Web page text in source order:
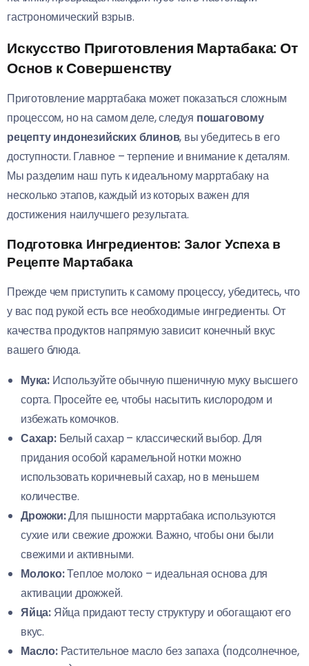
гастрономический взрыв.
Искусство Приготовления Мартабака: От
Основ к Совершенству
Приготовление марртабака может показаться сложным
процессом, но на самом деле, следуя пошаговому
рецепту индонезийских блинов, вы убедитесь в его
доступности. Главное – терпение и внимание к деталям.
Мы разделим наш путь к идеальному марртабаку на
несколько этапов, каждый из которых важен для
достижения наилучшего результата.
Подготовка Ингредиентов: Залог Успеха в
Рецепте Мартабака
Прежде чем приступить к самому процессу, убедитесь, что
у вас под рукой есть все необходимые ингредиенты. От
качества продуктов напрямую зависит конечный вкус
вашего блюда.
Мука: Используйте обычную пшеничную муку высшего
сорта. Просейте ее, чтобы насытить кислородом и
избежать комочков.
Сахар:Белый сахар – классический выбор. Для
придания особой карамельной нотки можно
использовать коричневый сахар, но в меньшем
количестве.
Дрожжи:Для пышности марртабака используются
сухие или свежие дрожжи. Важно, чтобы они были
свежими и активными.
Молоко:Теплое молоко – идеальная основа для
активации дрожжей.
Яйца: Яйца придают тесту структуру и обогащают его
вкус.
Масло:Растительное масло без запаха (подсолнечное,